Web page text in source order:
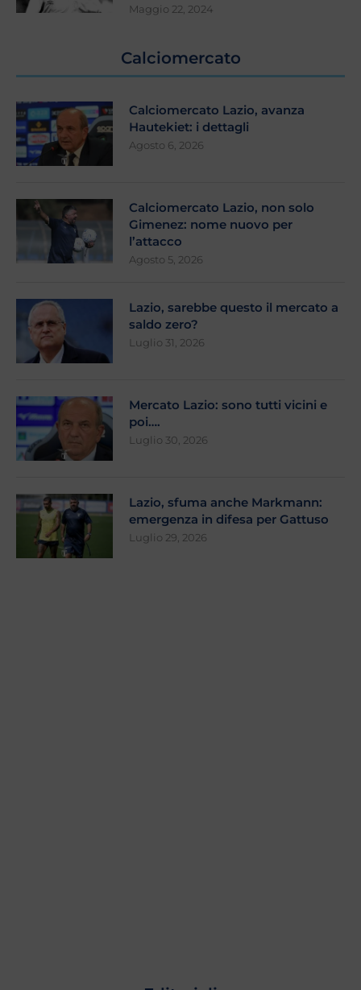
Maggio 22, 2024
Calciomercato
Calciomercato Lazio, avanza
Hautekiet: i dettagli
Agosto 6, 2026
Calciomercato Lazio, non solo
Gimenez: nome nuovo per
l’attacco
Agosto 5, 2026
Lazio, sarebbe questo il mercato a
saldo zero?
Luglio 31, 2026
Mercato Lazio: sono tutti vicini e
poi….
Luglio 30, 2026
Lazio, sfuma anche Markmann:
emergenza in difesa per Gattuso
Luglio 29, 2026